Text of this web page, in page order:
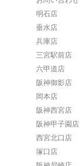
明石店
垂水店
兵庫店
三宮駅前店
六甲道店
阪神御影店
岡本店
阪神西宮店
阪神甲子園店
西宮北口店
塚口店